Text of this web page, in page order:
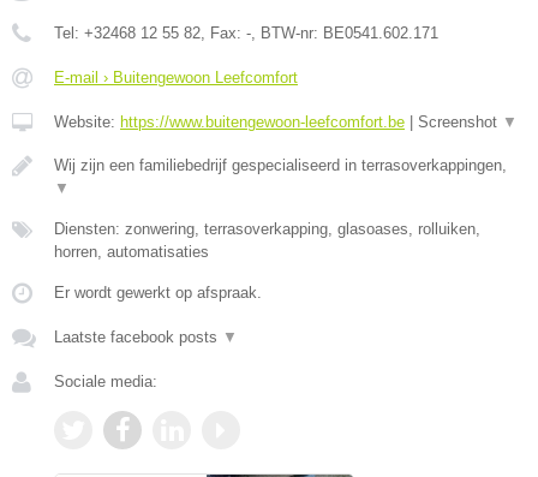
Tel: +32468 12 55 82, Fax: -, BTW-nr: BE0541.602.171
E-mail › Buitengewoon Leefcomfort
Website: https://www.buitengewoon-leefcomfort.be Screenshot ▼
Wij zijn een familiebedrijf gespecialiseerd in terrasoverkappingen,
▼
Diensten: zonwering, terrasoverkapping, glasoases, rolluiken,
horren, automatisaties
Er wordt gewerkt op afspraak.
Laatste facebook posts ▼
Sociale media: